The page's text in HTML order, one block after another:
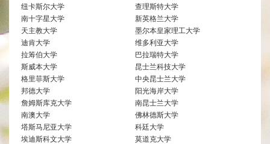
纽卡斯尔大学
查理斯特大学
南十字星大学
新英格兰大学
天主教大学
墨尔本皇家理工大学
迪肯大学
维多利亚大学
拉筹伯大学
巴拉瑞特大学
斯威本大学
昆士兰科技大学
格里菲斯大学
中央昆士兰大学
邦德大学
阳光海岸大学
詹姆斯库克大学
南昆士兰大学
南澳大学
佛林德斯大学
塔斯马尼亚大学
科廷大学
埃迪斯科文大学
莫道克大学